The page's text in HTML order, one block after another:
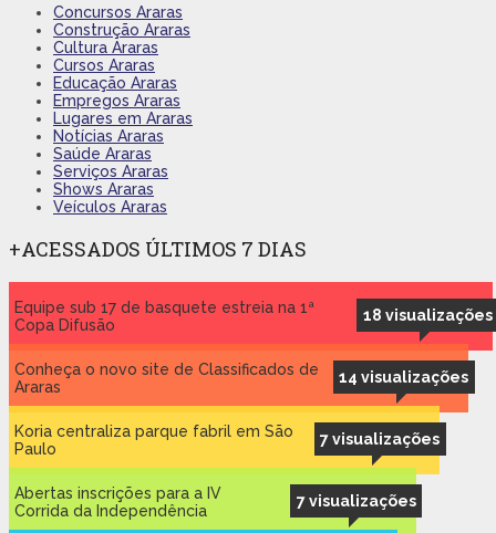
Concursos Araras
Construção Araras
Cultura Araras
Cursos Araras
Educação Araras
Empregos Araras
Lugares em Araras
Notícias Araras
Saúde Araras
Serviços Araras
Shows Araras
Veículos Araras
+ACESSADOS ÚLTIMOS 7 DIAS
18 visualizações
Equipe sub 17 de basquete estreia na 1ª
Copa Difusão
14 visualizações
Conheça o novo site de Classificados de
Araras
7 visualizações
Koria centraliza parque fabril em São
Paulo
7 visualizações
Abertas inscrições para a IV
Corrida da Independência